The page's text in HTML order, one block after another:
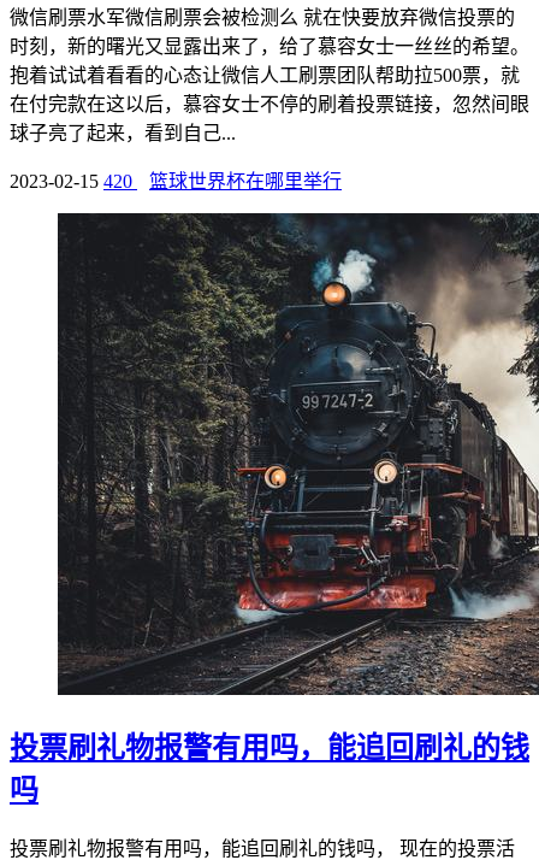
微信刷票水军微信刷票会被检测么 就在快要放弃微信投票的
时刻，新的曙光又显露出来了，给了慕容女士一丝丝的希望。
抱着试试着看看的心态让微信人工刷票团队帮助拉500票，就
在付完款在这以后，慕容女士不停的刷着投票链接，忽然间眼
球子亮了起来，看到自己...
2023-02-15 420 篮球世界杯在哪里举行
投票刷礼物报警有用吗，能追回刷礼的钱
吗
投票刷礼物报警有用吗，能追回刷礼的钱吗， 现在的投票活